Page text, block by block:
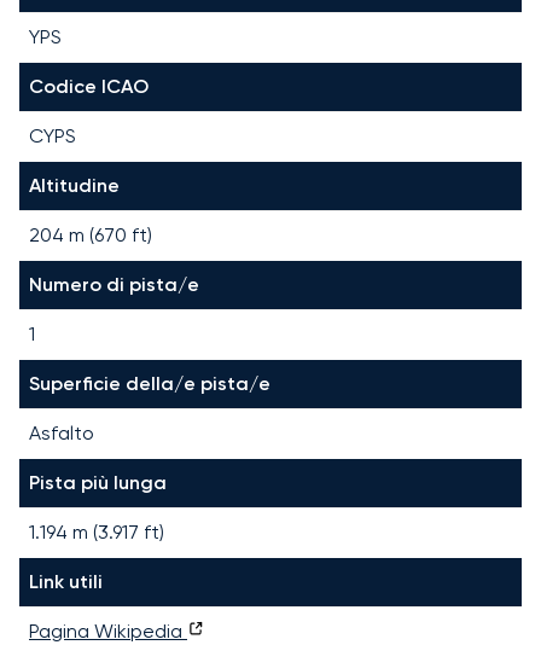
YPS
Codice ICAO
CYPS
Altitudine
204 m (670 ft)
Numero di pista/e
1
Superficie della/e pista/e
Asfalto
Pista più lunga
1.194 m (3.917 ft)
Link utili
Pagina Wikipedia